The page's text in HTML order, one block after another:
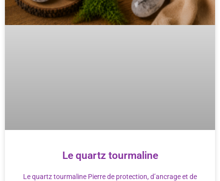
Le quartz tourmaline
Le quartz tourmaline Pierre de protection, d’ancrage et de